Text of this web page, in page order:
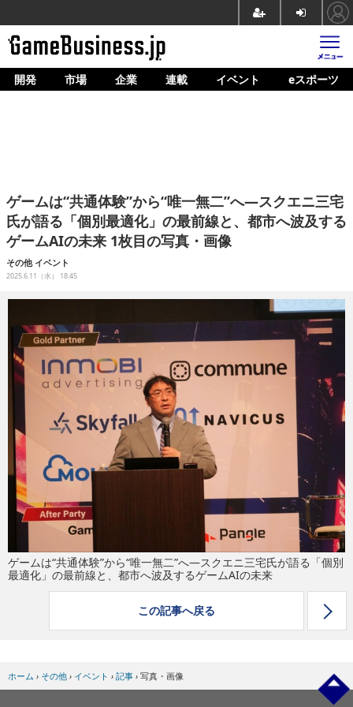
ホーム
企業動向
人材育成
産業政策
イベント/セミナー
eスポーツ
開発 市場 企業 連載 イベント eスポーツ
ゲームは“共通体験”から“唯一無二”へ―スクエニ三宅
氏が語る「個別最適化」の最前線と、都市へ波及する
ゲームAIの未来 1枚目の写真・画像
その他 イベント
2025.6.11（水） 18:45
ゲームは“共通体験”から“唯一無二”へ―スクエニ三宅氏が語る「個別
最適化」の最前線と、都市へ波及するゲームAIの未来
この記事へ戻る
ホーム › その他 › イベント › 記事 › 写真・画像